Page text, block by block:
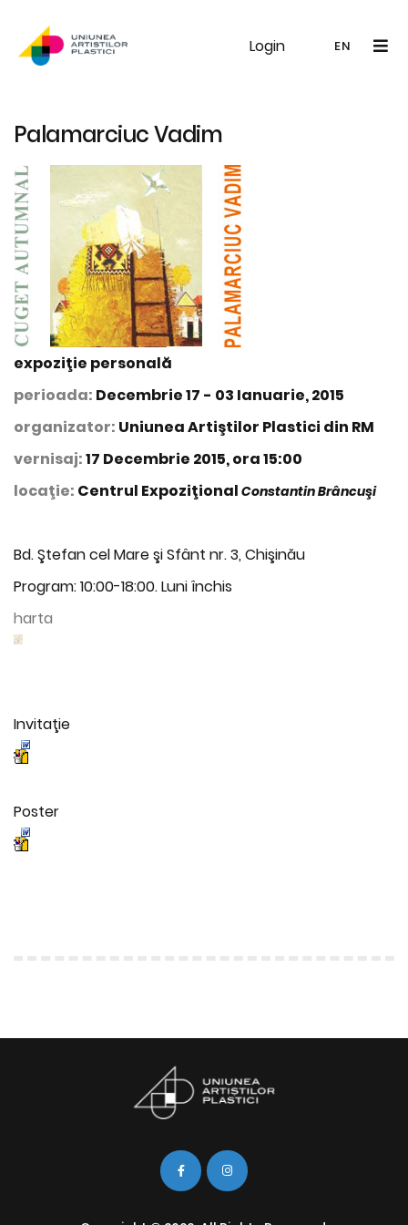
Login EN
UAP Galerie Noutăți
Palamarciuc Vadim
expoziţie personală
perioada: Decembrie 17 - 03 Ianuarie, 2015
organizator: Uniunea Artiştilor Plastici din RM
vernisaj:17 Decembrie 2015, ora 15:00
locaţie: Centrul Expoziţional Constantin Brâncuşi
Bd. Ştefan cel Mare şi Sfânt nr. 3, Chişinău
Program: 10:00-18:00. Luni închis
harta
Invitaţie
Poster